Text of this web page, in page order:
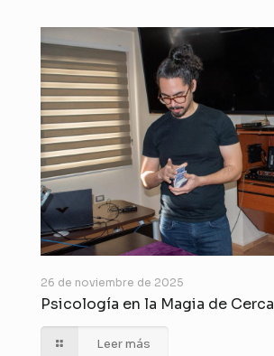
26 de noviembre de 2025
Psicología en la Magia de Cerca
Leer más